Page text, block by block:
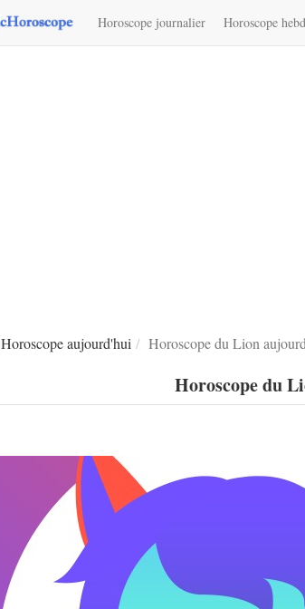
Horoscope journalier Horoscope
Horoscope aujourd'hui Horoscope du Lion
Horoscope du